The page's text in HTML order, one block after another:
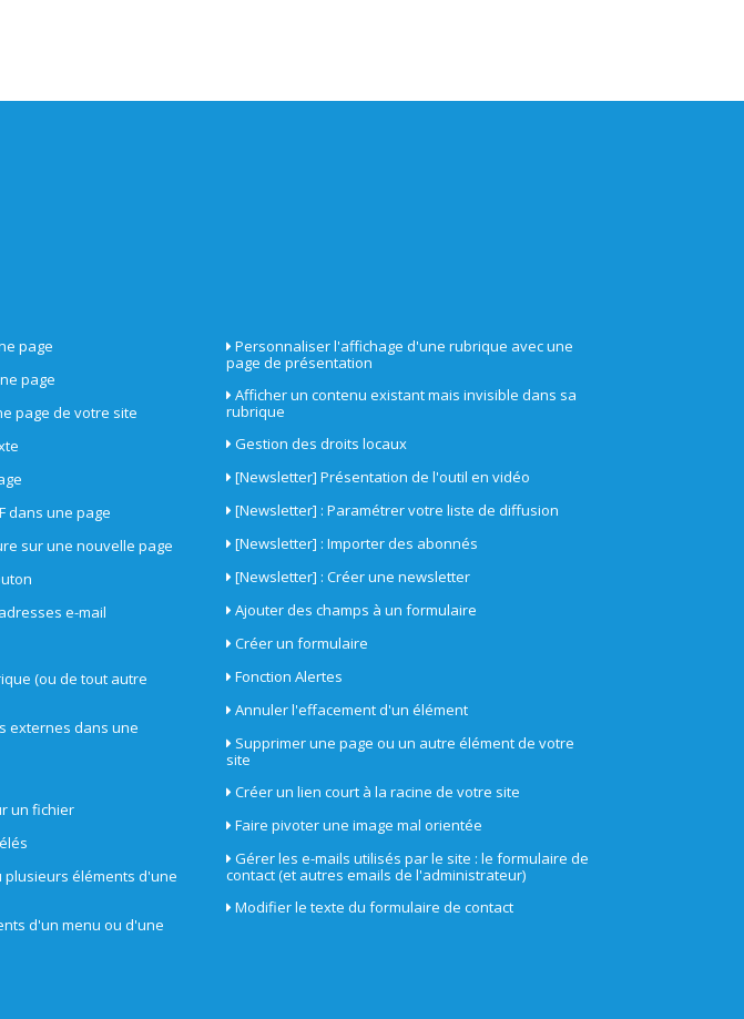
page
page
page de votre site
dans une page
sur une nouvelle page
e-mail
(ou de tout autre
externes dans une
un fichier
plusieurs éléments d'une
d'un menu ou d'une
Personnaliser l'affichage d'une rubrique avec une
page de présentation
Afficher un contenu existant mais invisible dans sa
rubrique
Gestion des droits locaux
[Newsletter] Présentation de l'outil en vidéo
[Newsletter] : Paramétrer votre liste de diffusion
[Newsletter] : Importer des abonnés
[Newsletter] : Créer une newsletter
Ajouter des champs à un formulaire
Créer un formulaire
Fonction Alertes
Annuler l'effacement d'un élément
Supprimer une page ou un autre élément de votre
site
Créer un lien court à la racine de votre site
Faire pivoter une image mal orientée
Gérer les e-mails utilisés par le site : le formulaire de
contact (et autres emails de l'administrateur)
Modifier le texte du formulaire de contact